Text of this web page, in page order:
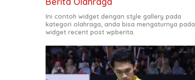
Ini contoh widget dengan style gallery pada
kategori olahraga, anda bisa mengaturnya pada
widget recent post wpberita.